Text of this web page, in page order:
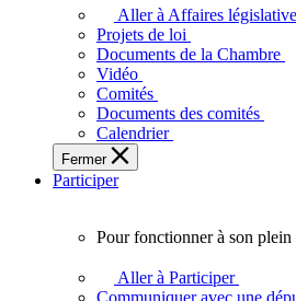
législative
adopte
touchent
vie
des
Ontariennes
Ontariens.
Aller à Affaires
Projets de loi
Documents de la Chambre
Vidéo
Comités
Documents des comités
Calendrier
Fermer
Participer
fonctionner
Pour fonctionner à son
Aller à Participer
Communiquer avec une